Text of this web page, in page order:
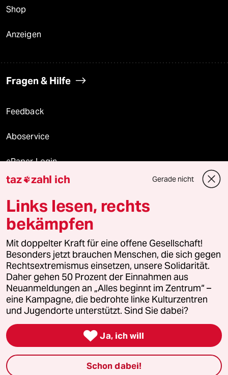
Shop
Anzeigen
Fragen & Hilfe
Feedback
Aboservice
ePaper Login
Downloads für Abonnierende
© 2026 taz Verlags und Vertriebs GmbH
Alle Rechte vorbehalten. Bei rechtlichen Fragen oder für Genehmigungen
wenden Sie sich bitte an
lizenzen@taz.de
Feedback Redaktionsstatut Kommune-Richtlinien
Leitlinie Informant Datenschutz Impressum AGB
Seitenwende Einwilligungen widerrufen (Ads)
taz zahl ich Gerade nicht
Links lesen, rechts
bekämpfen
Mit doppelter Kraft für eine offene Gesellschaft!
Besonders jetzt brauchen Menschen, die sich gegen
Rechtsextremismus einsetzen, unsere Solidarität.
Daher gehen 50 Prozent der Einnahmen aus
Neuanmeldungen an „Alles beginnt im Zentrum“ –
eine Kampagne, die bedrohte linke Kulturzentren
und Jugendorte unterstützt. Sind Sie dabei?
 Ja, ich will
Schon dabei!